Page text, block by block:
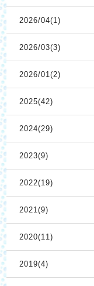
2026/04(1)
2026/03(3)
2026/01(2)
2025(42)
2024(29)
2023(9)
2022(19)
2021(9)
2020(11)
2019(4)